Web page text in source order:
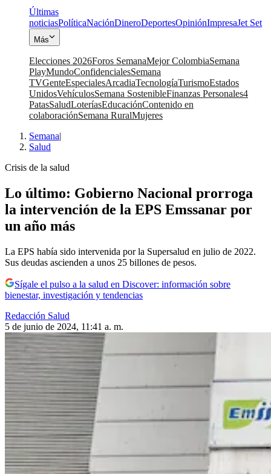
Últimas
noticiasPolíticaNaciónDineroDeportesOpiniónImpresaJet Set
Más
Elecciones 2026Foros SemanaMejor ColombiaSemana
PlayMundoConfidencialesSemana
TVGenteEspecialesArcadiaTecnologíaTurismoEstados
UnidosVehículosSemana SostenibleFinanzas Personales4
PatasSaludLoteríasEducaciónContenido en
colaboraciónSemana RuralMujeres
Semana|
Salud
Crisis de la salud
Lo último: Gobierno Nacional prorroga
la intervención de la EPS Emssanar por
un año más
La EPS había sido intervenida por la Supersalud en julio de 2022.
Sus deudas ascienden a unos 25 billones de pesos.
Sígale el pulso a la salud en Discover: información sobre
bienestar, investigación y tendencias
Redacción Salud
5 de junio de 2024, 11:41 a. m.